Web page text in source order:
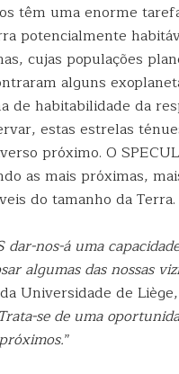
têm uma enorme
potencialmente
cujas populações
alguns
de habitabilidade da
estas estrelas
próximo. O
as mais próximas,
do tamanho da Terra.
dar-nos-á uma
algumas das nossas
Universidade de
Trata-se de uma
”